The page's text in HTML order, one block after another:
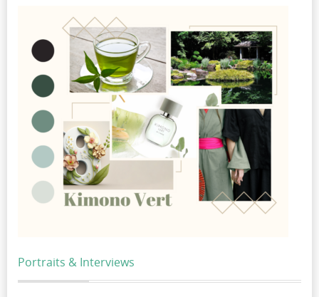
Portraits & Interviews